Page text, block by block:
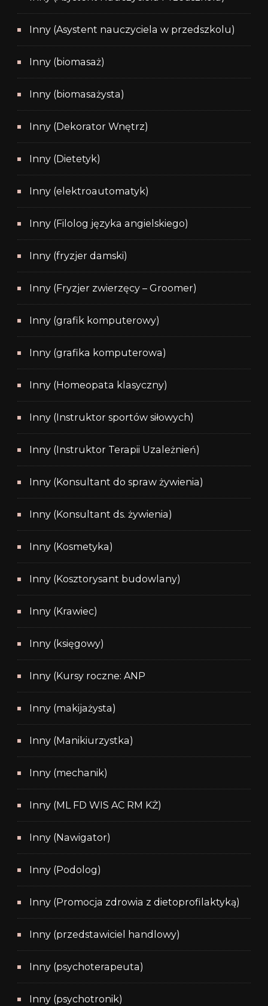
Inny (Asystent nauczyciela w przedszkolu)
Inny (biomasaż)
Inny (biomasażysta)
Inny (Dekorator Wnętrz)
Inny (Dietetyk)
Inny (elektroautomatyk)
Inny (Filolog języka angielskiego)
Inny (fryzjer damski)
Inny (Fryzjer zwierzęcy – Groomer)
Inny (grafik komputerowy)
Inny (grafika komputerowa)
Inny (Homeopata klasyczny)
Inny (Instruktor sportów siłowych)
Inny (Instruktor Terapii Uzależnień)
Inny (Konsultant do spraw żywienia)
Inny (Konsultant ds. żywienia)
Inny (Kosmetyka)
Inny (Kosztorysant budowlany)
Inny (Krawiec)
Inny (księgowy)
Inny (Kursy roczne: ANP
Inny (makijażysta)
Inny (Manikiurzystka)
Inny (mechanik)
Inny (ML FD WIS AC RM KŻ)
Inny (Nawigator)
Inny (Podolog)
Inny (Promocja zdrowia z dietoprofilaktyką)
Inny (przedstawiciel handlowy)
Inny (psychoterapeuta)
Inny (psychotronik)